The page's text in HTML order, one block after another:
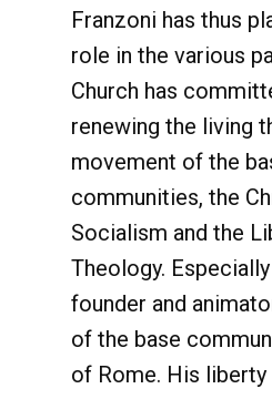
Franzoni has thus
role in the various
Church has
renewing the living
movement of the
communities, the
Socialism and the
Theology.
founder and
of the base
of Rome. His liberty